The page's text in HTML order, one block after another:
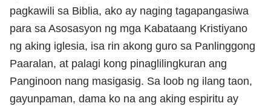
pagkawili sa Biblia, ako ay naging tagapangasiwa
para sa Asosasyon ng mga Kabataang Kristiyano
ng aking iglesia, isa rin akong guro sa Panlinggong
Paaralan, at palagi kong pinaglilingkuran ang
Panginoon nang masigasig. Sa loob ng ilang taon,
gayunpaman, dama ko na ang aking espiritu ay